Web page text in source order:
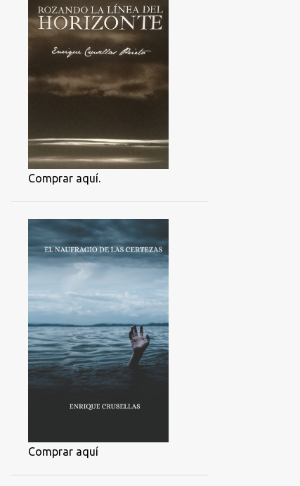
Comprar aquí.
Comprar aquí